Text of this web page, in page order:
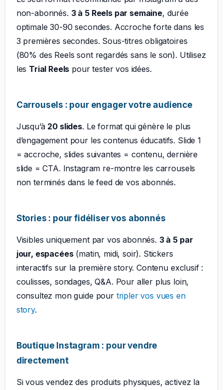
non-abonnés. 3 à 5 Reels par semaine, durée
optimale 30-90 secondes. Accroche forte dans les
3 premières secondes. Sous-titres obligatoires
(80% des Reels sont regardés sans le son). Utilisez
les Trial Reels pour tester vos idées.
Carrousels : pour engager votre audience
Jusqu’à 20 slides. Le format qui génère le plus
d’engagement pour les contenus éducatifs. Slide 1
= accroche, slides suivantes = contenu, dernière
slide = CTA. Instagram re-montre les carrousels
non terminés dans le feed de vos abonnés.
Stories : pour fidéliser vos abonnés
Visibles uniquement par vos abonnés. 3 à 5 par
jour, espacées(matin, midi, soir). Stickers
interactifs sur la première story. Contenu exclusif :
coulisses, sondages, Q&A. Pour aller plus loin,
consultez mon guide pour tripler vos vues en
story.
Boutique Instagram : pour vendre
directement
Si vous vendez des produits physiques, activez la